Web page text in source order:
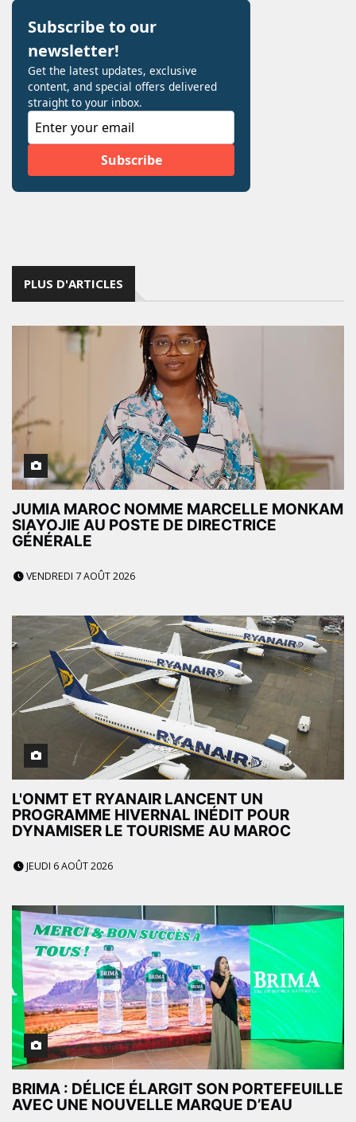
PLUS D'ARTICLES
JUMIA MAROC NOMME MARCELLE MONKAM
SIAYOJIE AU POSTE DE DIRECTRICE
GÉNÉRALE
VENDREDI 7 AOÛT 2026
L'ONMT ET RYANAIR LANCENT UN
PROGRAMME HIVERNAL INÉDIT POUR
DYNAMISER LE TOURISME AU MAROC
JEUDI 6 AOÛT 2026
BRIMA : DÉLICE ÉLARGIT SON PORTEFEUILLE
AVEC UNE NOUVELLE MARQUE D’EAU